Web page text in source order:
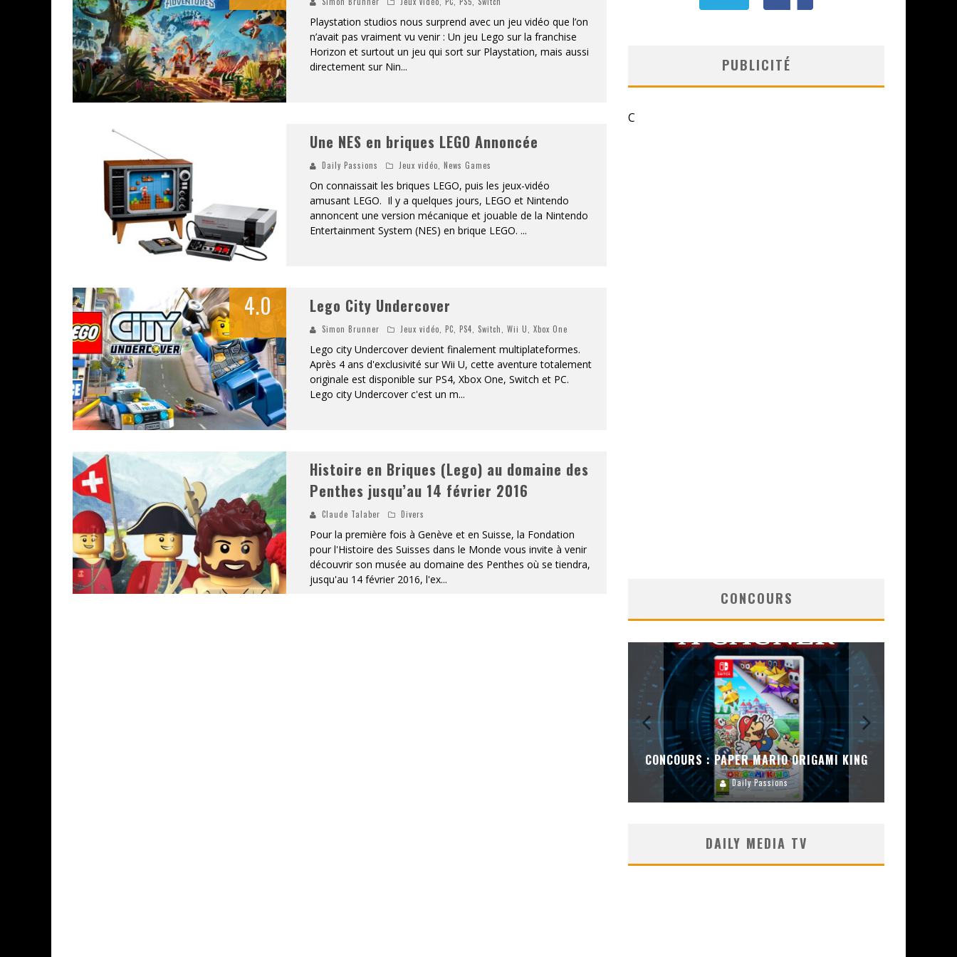
«
DR WERTHAM / L’HOMME QUI ÉTUDIA LES TUEURS EN SÉRIE » - UN MÉTIER À RISQUE !
ASSASSIN'S CREED BLACK FLAG RESYNCED
« LE VENT DAND LES SAULES » - UNE BELLE HISTOIRE !
YOSHI AND THE MYSTERIOUS BOOK
Playstation studios nous surprend avec un jeu vidéo que l’on
n’avait pas vraiment vu venir : Un jeu Lego sur la franchise
Horizon et surtout un jeu qui sort sur Playstation, mais aussi
directement sur Nin...
Une NES en briques LEGO Annoncée
Daily Passions Jeux vidéo News Games
On connaissait les briques LEGO, puis les jeux-vidéo
amusant LEGO. Il y a quelques jours, LEGO et Nintendo
annoncent une version mécanique et jouable de la Nintendo
Entertainment System (NES) en brique LEGO. ...
4.0 Lego City Undercover
Simon Brunner Jeux vidéo PC PS4 Switch Wii U Xbox One
Lego city Undercover devient finalement multiplateformes.
Après 4 ans d'exclusivité sur Wii U, cette aventure totalement
originale est disponible sur PS4, Xbox One, Switch et PC.
Lego city Undercover c'est un m...
Histoire en Briques (Lego) au domaine des
Penthes jusqu’au 14 février 2016
Claude Talaber Divers
Pour la première fois à Genève et en Suisse, la Fondation
pour l'Histoire des Suisses dans le Monde vous invite à venir
découvrir son musée au domaine des Penthes où se tiendra,
jusqu'au 14 février 2016, l'ex...
PUBLICITÉ
C
CONCOURS
CONCOURS : PAPER MARIO ORIGAMI KING
Daily Passions
DAILY MEDIA TV